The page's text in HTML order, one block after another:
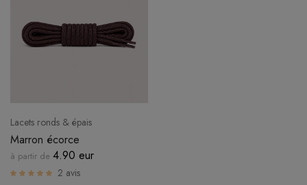
Lacets ronds & épais
Marron écorce
à partir de 4.90 eur
2 avis